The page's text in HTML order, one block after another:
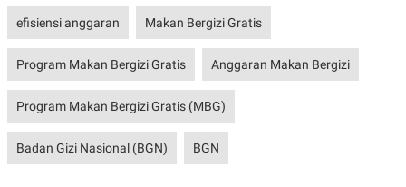
efisiensi anggaran Makan Bergizi Gratis
Program Makan Bergizi Gratis Anggaran Makan Bergizi
Program Makan Bergizi Gratis (MBG)
Badan Gizi Nasional (BGN) BGN